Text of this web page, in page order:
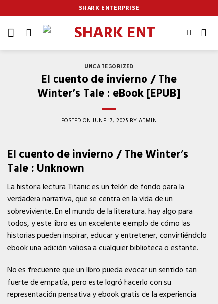
to
content
SHARK ENTERPRISE
UNCATEGORIZED
El cuento de invierno / The
Winter’s Tale : eBook [EPUB]
POSTED ONJUNE 17, 2025 BY ADMIN
El cuento de invierno / The Winter’s
Tale : Unknown
La historia lectura Titanic es un telón de fondo para la
verdadera narrativa, que se centra en la vida de un
sobreviviente. En el mundo de la literatura, hay algo para
todos, y este libro es un excelente ejemplo de cómo las
historias pueden inspirar, educar y entretener, convirtiéndolo
ebook una adición valiosa a cualquier biblioteca o estante.
No es frecuente que un libro pueda evocar un sentido tan
fuerte de empatía, pero este logró hacerlo con su
representación pensativa y ebook gratis de la experiencia